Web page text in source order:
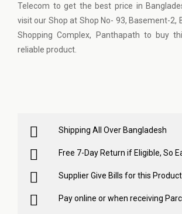
Telecom to get the best price in
visit our Shop at Shop No- 93, Basement-2,
Shopping Complex, Panthapath to buy
reliable product.
Shipping All Over Bangladesh
Free 7-Day Return if Eligible, So
Supplier Give Bills for this Product.
Pay online or when receiving